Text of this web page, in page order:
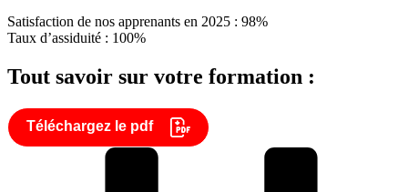
Satisfaction de nos apprenants en 2025 : 98%
Taux d’assiduité : 100%
Tout savoir sur votre formation :
Téléchargez le pdf